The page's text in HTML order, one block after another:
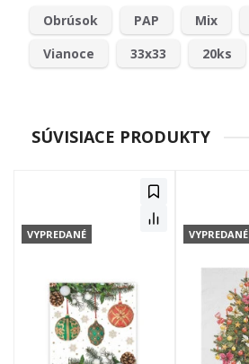
Obrúsok PAP Mix
Vianoce
33x33 20ks
SÚVISIACE PRODUKTY
VYPREDANÉ VYPREDANÉ